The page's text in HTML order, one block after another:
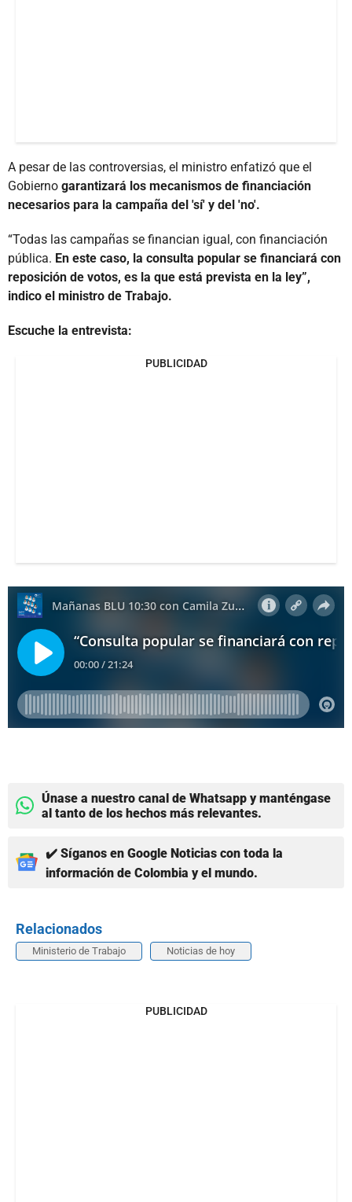
A pesar de las controversias, el ministro enfatizó que el
Gobierno garantizará los mecanismos de financiación
necesarios para la campaña del 'sí' y del 'no'.
“Todas las campañas se financian igual, con financiación
pública. En este caso, la consulta popular se financiará con
reposición de votos, es la que está prevista en la ley”,
indico el ministro de Trabajo.
Escuche la entrevista:
PUBLICIDAD
Únase a nuestro canal de Whatsapp y manténgase
al tanto de los hechos más relevantes.
✔️ Síganos en Google Noticias con toda la
información de Colombia y el mundo.
Relacionados
Ministerio de Trabajo Noticias de hoy
PUBLICIDAD